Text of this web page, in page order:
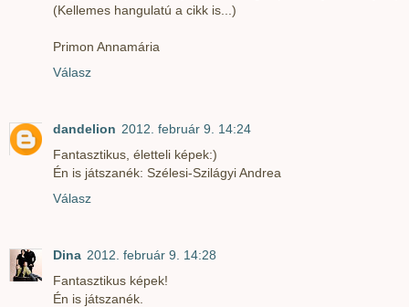
(Kellemes hangulatú a cikk is...)
Primon Annamária
Válasz
dandelion 2012. február 9. 14:24
Fantasztikus, életteli képek:)
Én is játszanék: Szélesi-Szilágyi Andrea
Válasz
Dina 2012. február 9. 14:28
Fantasztikus képek!
Én is játszanék.